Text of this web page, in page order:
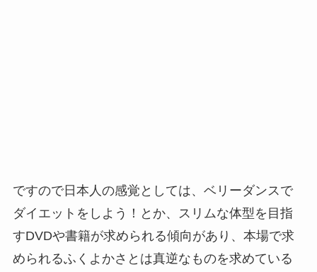
ですので日本人の感覚としては、ベリーダンスで
ダイエットをしよう！とか、スリムな体型を目指
すDVDや書籍が求められる傾向があり、本場で求
められるふくよかさとは真逆なものを求めている